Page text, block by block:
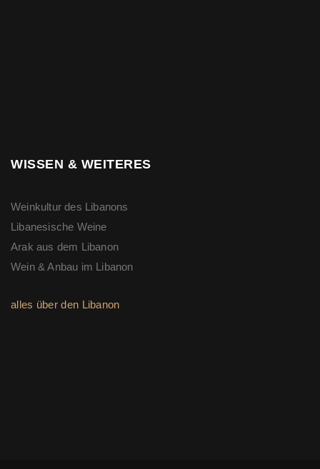
WISSEN & WEITERES
Weinkultur des Libanons
Libanesische Weine
Arak aus dem Libanon
Wein & Anbau im Libanon
alles über den Libanon